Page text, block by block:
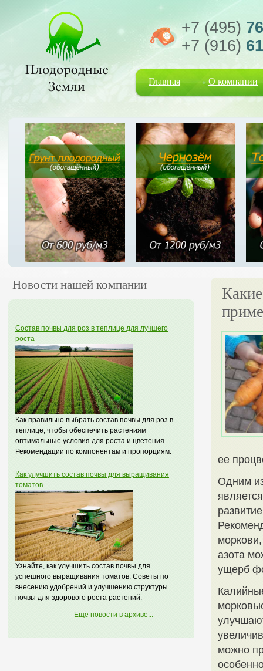
+7 (495)
+7 (916)
Главная О компании
Новости нашей компании
Состав почвы для роз в теплице для лучшего
роста
Как правильно выбрать состав почвы для роз в
теплице, чтобы обеспечить растениям
оптимальные условия для роста и цветения.
Рекомендации по компонентам и пропорциям.
Как улучшить состав почвы для выращивания
томатов
Узнайте, как улучшить состав почвы для
успешного выращивания томатов. Советы по
внесению удобрений и улучшению структуры
почвы для здорового роста растений.
Ещё новости в архиве...
ее
Одним
азота
ущерб
можно